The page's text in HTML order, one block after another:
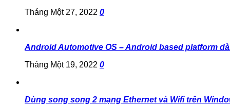
Tháng Một 27, 2022 0
Android Automotive OS – Android based platform
Tháng Một 19, 2022 0
Dùng song song 2 mạng Ethernet và Wifi trên